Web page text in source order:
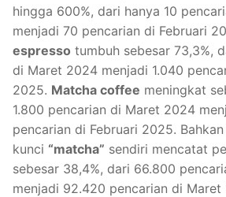
hingga 600%, dari hanya 10
menjadi 70 pencarian di Februari
espresso tumbuh sebesar 73,3%,
di Maret 2024 menjadi 1.040
2025. Matcha coffee meningkat
1.800 pencarian di Maret 2024
pencarian di Februari 2025.
kunci “matcha” sendiri mencatat
sebesar 38,4%, dari 66.800
menjadi 92.420 pencarian di Maret